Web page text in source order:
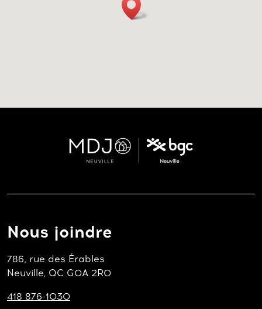
Nous joindre
786, rue des Érables
Neuville, QC G0A 2R0
418 876-1030